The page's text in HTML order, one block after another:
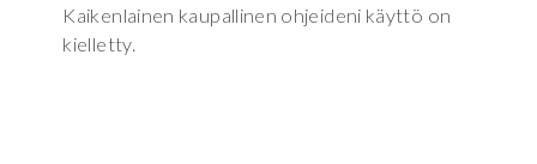
Kaikenlainen kaupallinen ohjeideni käyttö on
kielletty.